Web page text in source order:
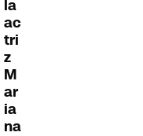
la
ac
tri
z
M
ar
ia
na